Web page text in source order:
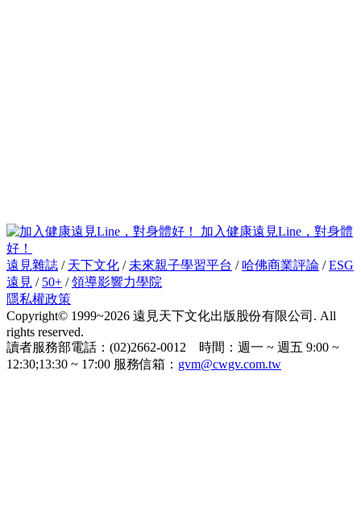
加入健康遠見Line，對身體
好！
遠見雜誌 / 天下文化 / 未來親子學習平台 / 哈佛商業評論 /ESG
遠見 / 50+ /領導影響力學院
隱私權政策
Copyright© 1999~2026 遠見天下文化出版股份有限公司. All
rights reserved.
讀者服務部電話：(02)2662-0012 時間：週一 ~ 週五 9:00 ~
12:30;13:30 ~ 17:00 服務信箱： gvm@cwgv.com.tw